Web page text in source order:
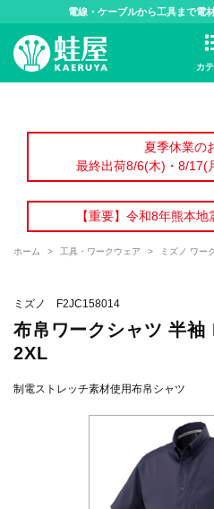
電線・ケーブルから工具まで電
カ
夏季休業の
最終出荷8/6(木)・8/17(
【重要】令和8年熊本
ホーム > 工具・ワークウェア > ミズノ ワー
ミズノ F2JC158014
布帛ワークシャツ 半袖
2XL
制電ストレッチ素材使用布帛シャツ